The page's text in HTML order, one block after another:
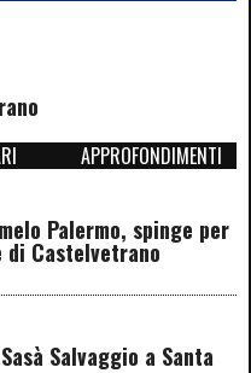
APPROFONDIMENTI
Palermo, spinge per
di Castelvetrano
Salvaggio a Santa